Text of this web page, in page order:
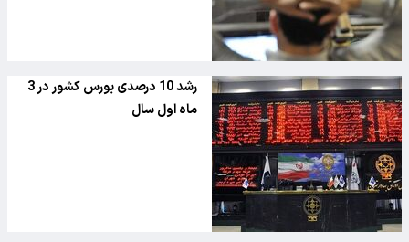
رشد 10 درصدی بورس کشور در 3
ماه اول سال